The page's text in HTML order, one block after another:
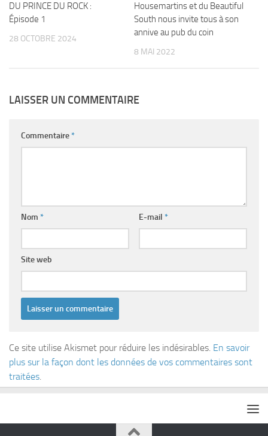
DU PRINCE DU ROCK :
Épisode 1
28 OCTOBRE 2024
Housemartins et du Beautiful
South nous invite tous à son
annive au pub du coin
8 MAI 2022
LAISSER UN COMMENTAIRE
Commentaire*
Nom * E-mail *
Site web
Ce site utilise Akismet pour réduire les indésirables. En savoir
plus sur la façon dont les données de vos commentaires sont
traitées.